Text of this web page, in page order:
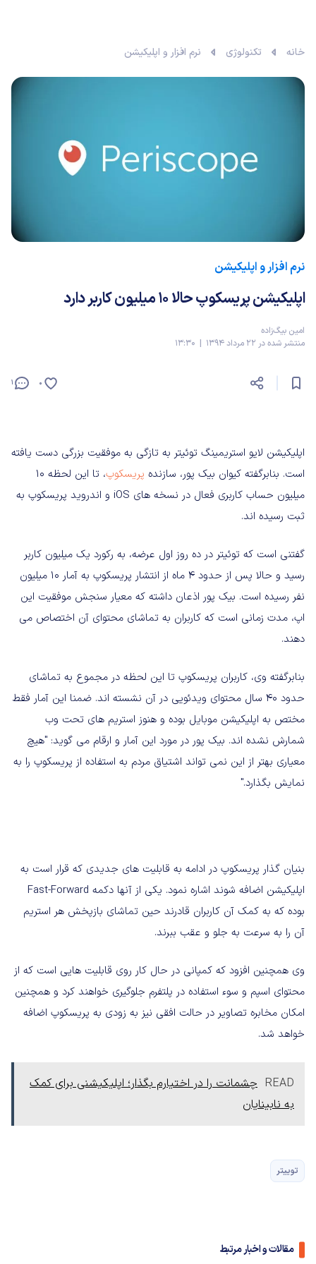
خانه تکنولوژی نرم افزار و اپلیکیشن
نرم افزار و اپلیکیشن
اپلیکیشن پریسکوپ حالا 10 میلیون کاربر دارد
امین بیگ‌زاده
منتشر شده در 22 مرداد 1394 | 13:30
1 0
اپلیکیشن لایو استریمینگ توئیتر به تازگی به موفقیت بزرگی دست یافته
است. بنابرگفته کیوان بیک پور، سازنده پریسکوپ
، تا این لحظه 10
میلیون حساب کاربری فعال در نسخه های iOS و اندروید پریسکوپ به
ثبت رسیده اند.
گفتنی است که توئیتر در ده روز اول عرضه، به رکورد یک میلیون کاربر
رسید و حالا پس از حدود 4 ماه از انتشار پریسکوپ به آمار 10 میلیون
نفر رسیده است. بیک پور اذعان داشته که معیار سنجش موفقیت این
اپ، مدت زمانی است که کاربران به تماشای محتوای آن اختصاص می
دهند.
بنابرگفته وی، کاربران پریسکوپ تا این لحظه در مجموع به تماشای
حدود 40 سال محتوای ویدئویی در آن نشسته اند. ضمنا این آمار فقط
مختص به اپلیکیشن موبایل بوده و هنوز استریم های تحت وب
شمارش نشده اند. بیک پور در مورد این آمار و ارقام می گوید: "هیچ
معیاری بهتر از این نمی تواند اشتیاق مردم به استفاده از پریسکوپ را به
نمایش بگذارد."
بنیان گذار پریسکوپ در ادامه به قابلیت های جدیدی که قرار است به
اپلیکیشن اضافه شوند اشاره نمود. یکی از آنها دکمه Fast-Forward
بوده که به کمک آن کاربران قادرند حین تماشای بازپخش هر استریم
آن را به سرعت به جلو و عقب ببرند.
وی همچنین افزود که کمپانی در حال کار روی قابلیت هایی است که از
محتوای اسپم و سوء استفاده در پلتفرم جلوگیری خواهند کرد و همچنین
امکان مخابره تصاویر در حالت افقی نیز به زودی به پریسکوپ اضافه
خواهد شد.
READ چشمانت را در اختیارم بگذار؛ اپلیکیشنی برای کمک
به نابینایان
توییتر
مقالات و اخبار مرتبط